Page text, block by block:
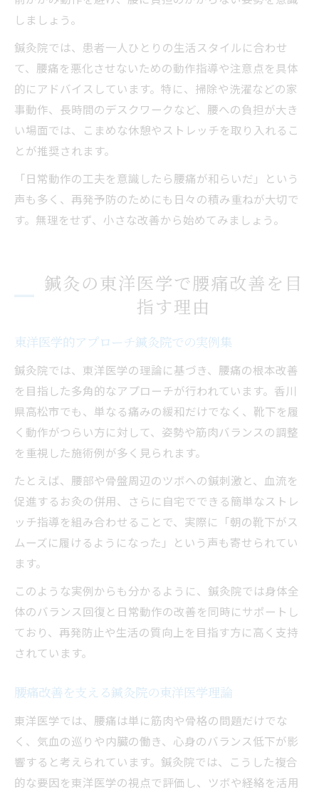
しましょう。
鍼灸院では、患者一人ひとりの生活スタイルに合わせ
て、腰痛を悪化させないための動作指導や注意点を具体
的にアドバイスしています。特に、掃除や洗濯などの家
事動作、長時間のデスクワークなど、腰への負担が大き
い場面では、こまめな休憩やストレッチを取り入れるこ
とが推奨されます。
「日常動作の工夫を意識したら腰痛が和らいだ」という
声も多く、再発予防のためにも日々の積み重ねが大切で
す。無理をせず、小さな改善から始めてみましょう。
鍼灸の東洋医学で腰痛改善を目
指す理由
東洋医学的アプローチ鍼灸院での実例集
鍼灸院では、東洋医学の理論に基づき、腰痛の根本改善
を目指した多角的なアプローチが行われています。香川
県高松市でも、単なる痛みの緩和だけでなく、靴下を履
く動作がつらい方に対して、姿勢や筋肉バランスの調整
を重視した施術例が多く見られます。
たとえば、腰部や骨盤周辺のツボへの鍼刺激と、血流を
促進するお灸の併用、さらに自宅でできる簡単なストレ
ッチ指導を組み合わせることで、実際に「朝の靴下がス
ムーズに履けるようになった」という声も寄せられてい
ます。
このような実例からも分かるように、鍼灸院では身体全
体のバランス回復と日常動作の改善を同時にサポートし
ており、再発防止や生活の質向上を目指す方に高く支持
されています。
腰痛改善を支える鍼灸院の東洋医学理論
東洋医学では、腰痛は単に筋肉や骨格の問題だけでな
く、気血の巡りや内臓の働き、心身のバランス低下が影
響すると考えられています。鍼灸院では、こうした複合
的な要因を東洋医学の視点で評価し、ツボや経絡を活用